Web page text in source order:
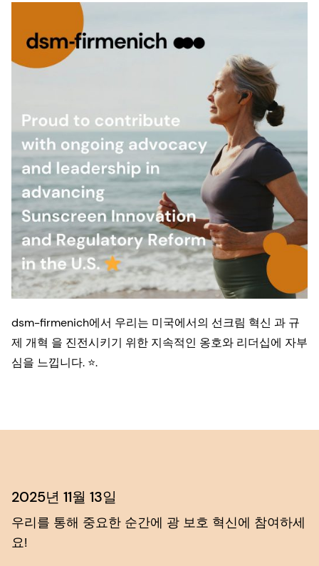
dsm-firmenich에서 우리는 미국에서의 선크림 혁신 과 규
제 개혁 을 진전시키기 위한 지속적인 옹호와 리더십에 자부
심을 느낍니다. ⭐.
2025년 11월 13일
우리를 통해 중요한 순간에 광 보호 혁신에 참여하세
요!